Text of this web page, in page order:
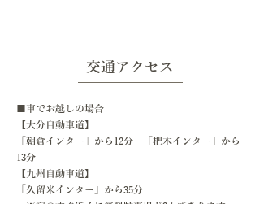
​交通アクセス
​■車でお越しの場合
【大分自動車道】
「朝倉インター」から12分 「杷木インター」から
13分
【九州自動車道】
「久留米インター」から35分